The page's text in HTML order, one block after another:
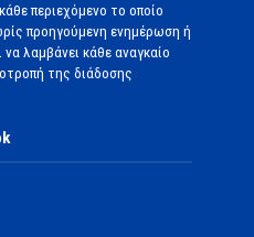
περιεχόμενο το οποίο
προηγούμενη ενημέρωση ή
λαμβάνει κάθε αναγκαίο
της διάδοσης